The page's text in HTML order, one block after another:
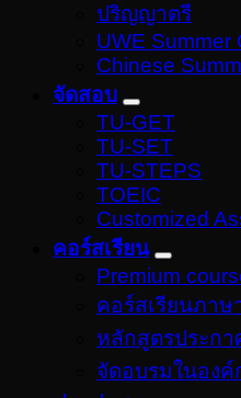
ปริญญาตรี
UWE Summer
Chinese
จัดสอบ
TU-GET
TU-SET
TU-STEPS
TOEIC
Customized
คอร์สเรียน
Premium
คอร์สเรียนภาษ
หลักสูตรประก
จัดอบรมในองค์